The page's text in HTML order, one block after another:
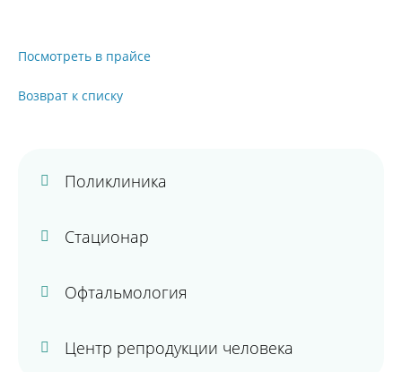
Посмотреть в прайсе
Возврат к списку
Поликлиника
Стационар
Офтальмология
Центр репродукции человека